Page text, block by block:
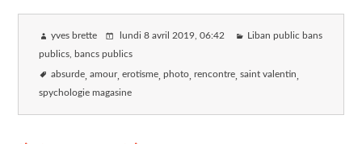
yves brette lundi 8 avril 2019, 06:42 Liban public bans
publics, bancs publics
absurde amour erotisme photo rencontre saint valentin
spychologie magasine